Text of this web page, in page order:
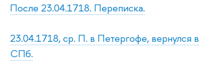
После 23.04.1718. Переписка.
23.04.1718, ср. П. в Петергофе, вернулся в
СПб.